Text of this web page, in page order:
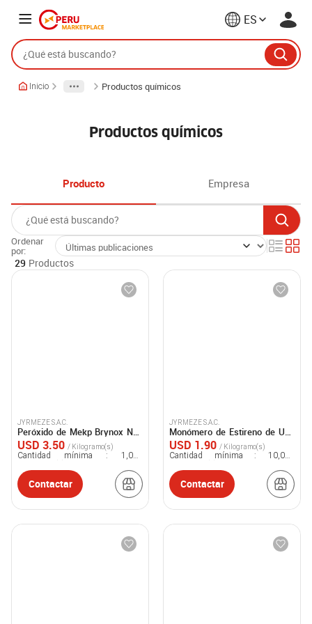
ES
Inicio Productos químicos
Productos químicos
Producto Empresa
29 Productos
Ordenar
por:
JYRMEZE S.A.C.
Peróxido de Mekp Brynox N38
Bidón de 25kg.
USD 3.50 / Kilogramo(s)
Cantidad mínima : 1,000
Contactar
JYRMEZE S.A.C.
Monómero de Estireno de Uso
Industrial en Cilindro de 190kg.
USD 1.90 / Kilogramo(s)
Cantidad mínima : 10,000
Contactar